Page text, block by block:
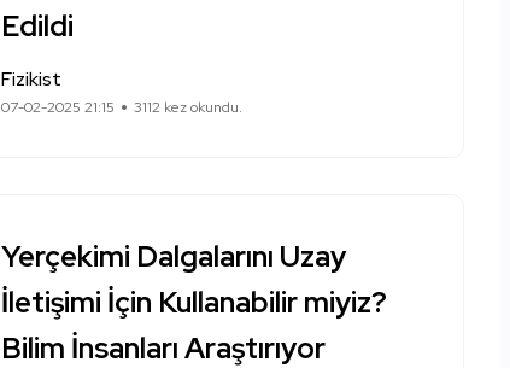
Edildi
Fizikist
07-02-2025 21:15 3112 kez okundu.
Yerçekimi Dalgalarını Uzay
İletişimi İçin Kullanabilir miyiz?
Bilim İnsanları Araştırıyor